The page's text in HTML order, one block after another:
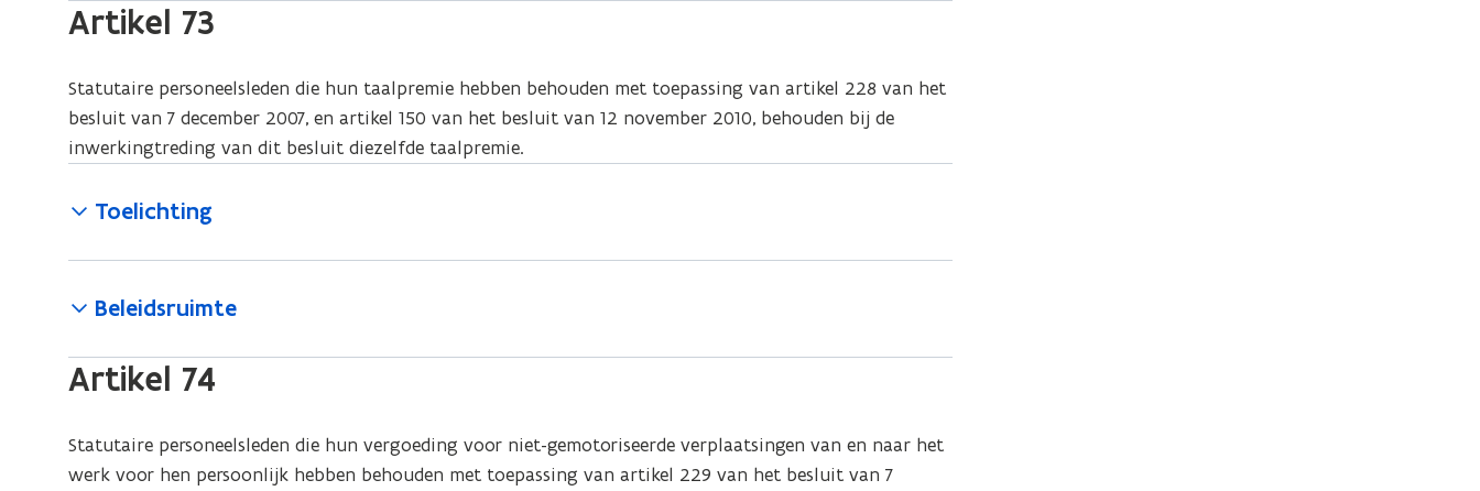
Artikel 73
Statutaire personeelsleden die hun taalpremie hebben behouden met toepassing van artikel 228 van het
besluit van 7 december 2007, en artikel 150 van het besluit van 12 november 2010, behouden bij de
inwerkingtreding van dit besluit diezelfde taalpremie.
Toelichting
Beleidsruimte
Artikel 74
Statutaire personeelsleden die hun vergoeding voor niet-gemotoriseerde verplaatsingen van en naar het
werk voor hen persoonlijk hebben behouden met toepassing van artikel 229 van het besluit van 7